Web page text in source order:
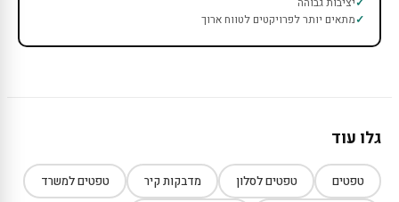
מתאים יותר לפרויקטים לטווח ארוך
גלו עוד
טפטים טפטים לסלון מדבקות קיר טפטים למשרד